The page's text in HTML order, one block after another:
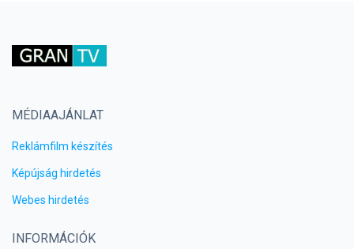
MÉDIAAJÁNLAT
Reklámfilm készítés
Képújság hirdetés
Webes hirdetés
INFORMÁCIÓK